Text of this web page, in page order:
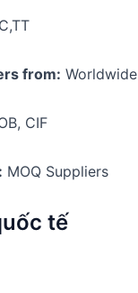
from: Worldwide
CIF
MOQ Suppliers
tế